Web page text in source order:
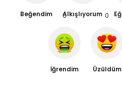
Beğendim Alkışlıyorum
0
İğrendim
0
Üzüldüm